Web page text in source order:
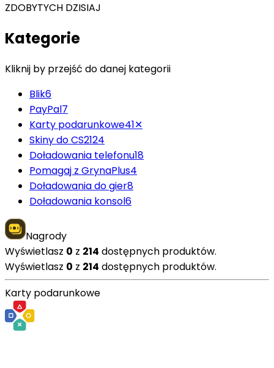
ZDOBYTYCH DZISIAJ
Kategorie
Kliknij by przejść do danej kategorii
Blik6
PayPal7
Karty podarunkowe41✕
Skiny do CS2124
Doładowania telefonu18
Pomagaj z GrynaPlus4
Doładowania do gier8
Doładowania konsol6
Nagrody
Wyświetlasz 0 z 214 dostępnych produktów.
Wyświetlasz 0 z 214 dostępnych produktów.
Karty podarunkowe